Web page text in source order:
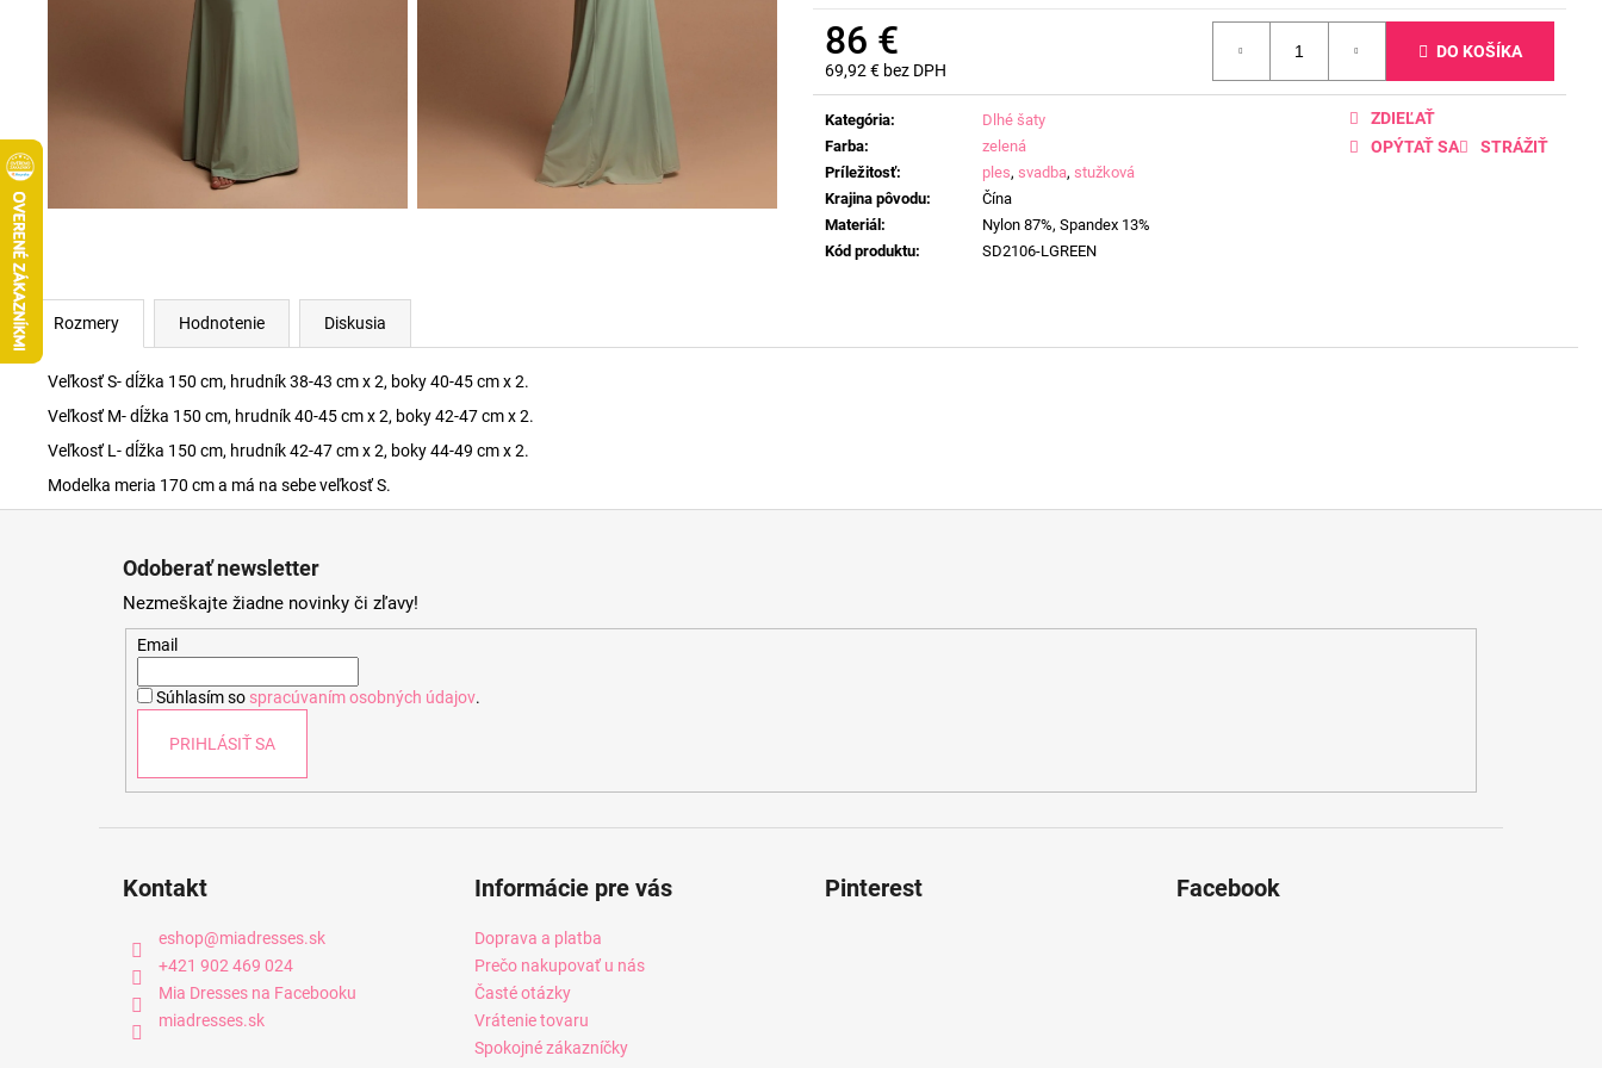
86 €
69,92 € bez DPH
Jednotková
cena:
DO KOŠÍKA
Kategória:
Dlhé šaty
Farba:
zelená
Príležitosť: ples, svadba, stužková
Krajina pôvodu:
Čína
Materiál:
Nylon 87%, Spandex 13%
Kód produktu: SD2106-LGREEN
OPÝTAŤ SA STRÁŽIŤ
ZDIEĽAŤ
Rozmery Hodnotenie Diskusia
Veľkosť S- dĺžka 150 cm, hrudník 38-43 cm x 2, boky 40-45 cm x 2.
Veľkosť M- dĺžka 150 cm, hrudník 40-45 cm x 2, boky 42-47 cm x 2.
Veľkosť L- dĺžka 150 cm, hrudník 42-47 cm x 2, boky 44-49 cm x 2.
Modelka meria 170 cm a má na sebe veľkosť S.
Odoberať newsletter
Nezmeškajte žiadne novinky či zľavy!
Email
Súhlasím so spracúvaním osobných údajov.
PRIHLÁSIŤ SA
Kontakt
eshop@miadresses.sk
+421 902 469 024
Mia Dresses na Facebooku
miadresses.sk
Informácie pre vás
Doprava a platba
Prečo nakupovať u nás
Časté otázky
Vrátenie tovaru
Spokojné zákazníčky
Pinterest Facebook